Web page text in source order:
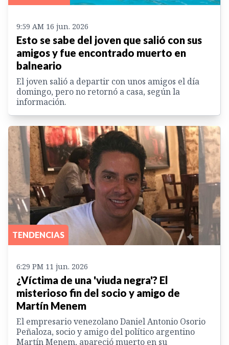
9:59 AM 16 jun. 2026
Esto se sabe del joven que salió con sus
amigos y fue encontrado muerto en
balneario
El joven salió a departir con unos amigos el día
domingo, pero no retornó a casa, según la
información.
TENDENCIAS
6:29 PM 11 jun. 2026
¿Víctima de una 'viuda negra'? El
misterioso fin del socio y amigo de
Martín Menem
El empresario venezolano Daniel Antonio Osorio
Peñaloza, socio y amigo del político argentino
Martín Menem, apareció muerto en su